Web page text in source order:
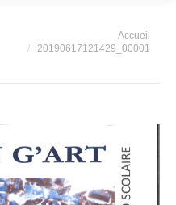
Accueil
20190617121429_00001